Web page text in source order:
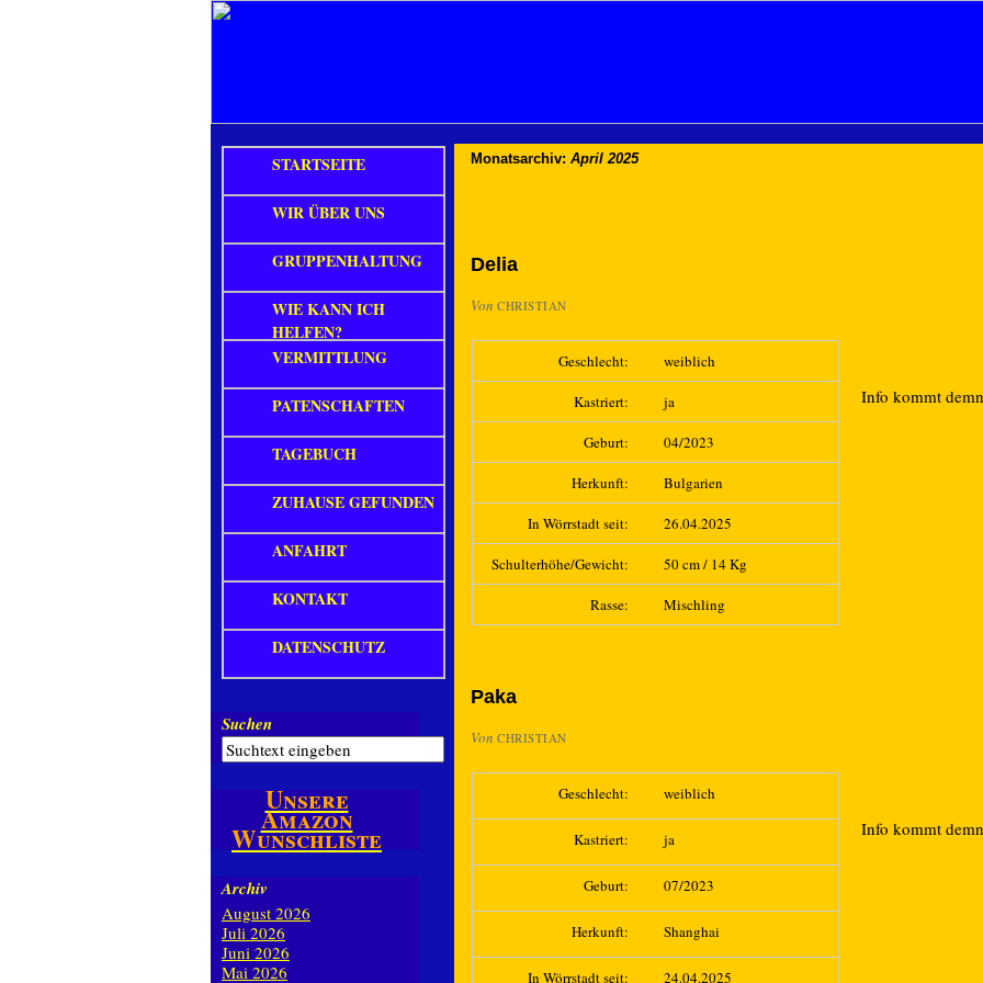
Monatsarchiv: April 2025
Delia
Von CHRISTIAN
Geschlecht: weiblich
Kastriert: ja
Geburt: 04/2023
Herkunft: Bulgarien
In Wörrstadt seit: 26.04.2025
Schulterhöhe/Gewicht: 50 cm / 14 Kg
Rasse: Mischling
Info kommt
Paka
Von CHRISTIAN
Geschlecht: weiblich
Kastriert: ja
Geburt: 07/2023
Herkunft: Shanghai
In Wörrstadt seit: 24.04.2025
Info kommt
STARTSEITE
WIR ÜBER UNS
GRUPPENHALTUNG
WIE KANN ICH
HELFEN?
VERMITTLUNG
PATENSCHAFTEN
TAGEBUCH
ZUHAUSE GEFUNDEN
ANFAHRT
KONTAKT
DATENSCHUTZ
Suchen
Unsere
Amazon
Wunschliste
Archiv
August 2026
Juli 2026
Juni 2026
Mai 2026